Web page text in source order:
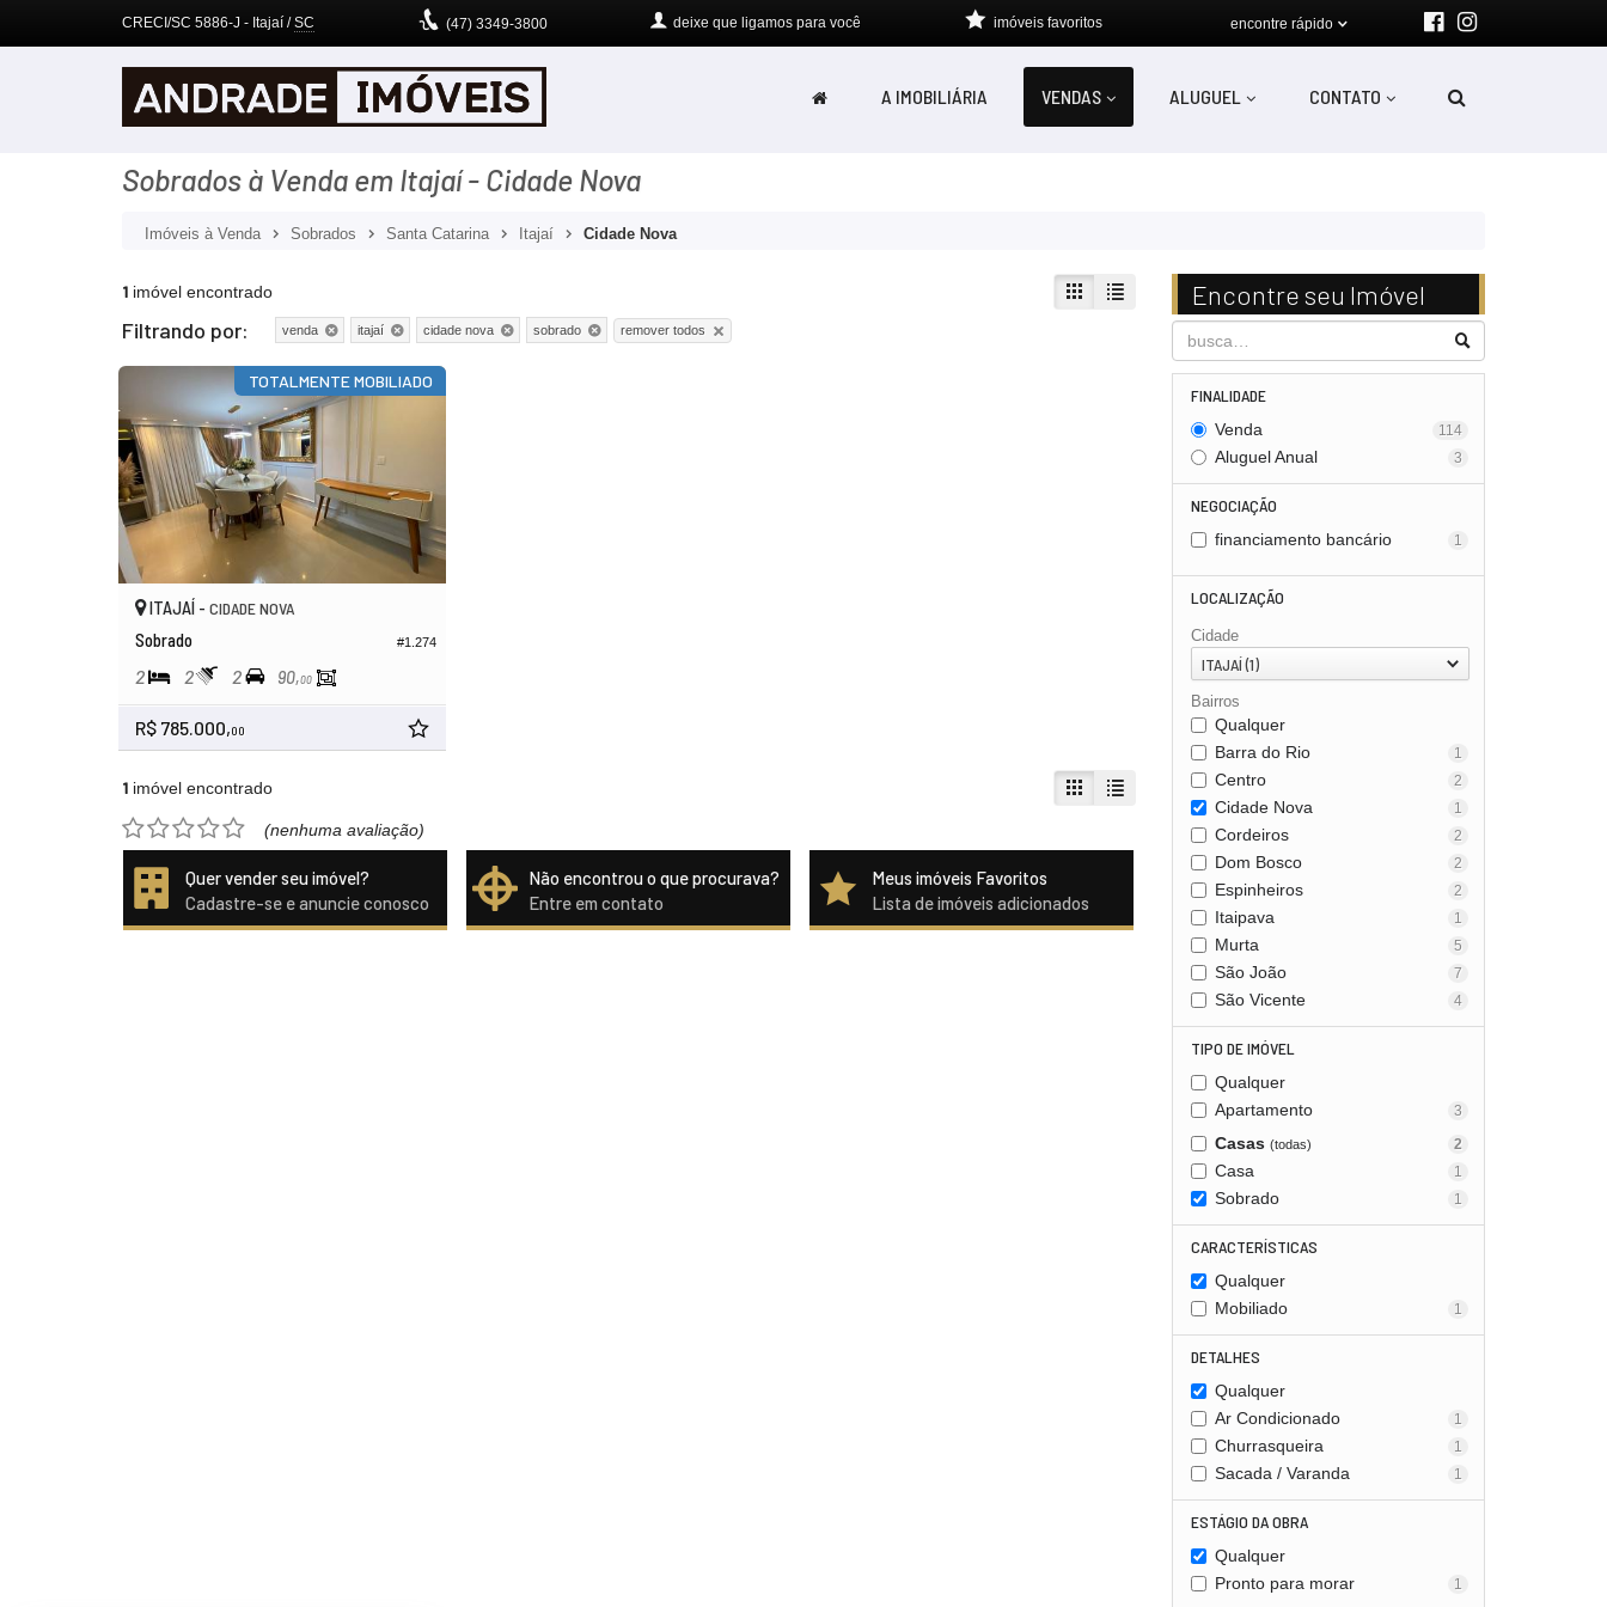
CRECI/SC 5886-J - Itajaí /SC (47) 3349-3800 deixe que ligamos para você encontre rápido
imóveis favoritos
A IMOBILIÁRIA VENDAS ALUGUEL CONTATO
Sobrados à Venda em Itajaí - Cidade Nova
Imóveis à Venda Sobrados Santa Catarina Itajaí Cidade Nova
Encontre seu Imóvel
FINALIDADE
Venda 114
Aluguel Anual 3
NEGOCIAÇÃO
financiamento bancário 1
LOCALIZAÇÃO
Cidade
ITAJAÍ (1)
Bairros
Qualquer
Barra do Rio
1
Centro 2
Cidade Nova 1
Cordeiros 2
Dom Bosco 2
Espinheiros 2
Itaipava 1
Murta 5
São João 7
São Vicente 4
TIPO DE IMÓVEL
Qualquer
Apartamento
3
Casas (todas) 2
Casa 1
Sobrado 1
CARACTERÍSTICAS
Qualquer
Mobiliado
1
DETALHES
Qualquer
Ar Condicionado
1
Churrasqueira 1
Sacada / Varanda 1
ESTÁGIO DA OBRA
Qualquer
Pronto para morar
1
1 imóvel encontrado
Filtrando por: venda itajaí cidade nova sobrado remover todos
TOTALMENTE MOBILIADO
#1.274
ITAJAÍ - CIDADE NOVA
Sobrado
2 2 2 90,00
R$ 785.000,00
1 imóvel encontrado
(nenhuma avaliação)
Quer vender seu imóvel?
Cadastre-se e anuncie conosco
Não encontrou o que procurava?
Entre em contato
Meus imóveis Favoritos
Lista de imóveis adicionados